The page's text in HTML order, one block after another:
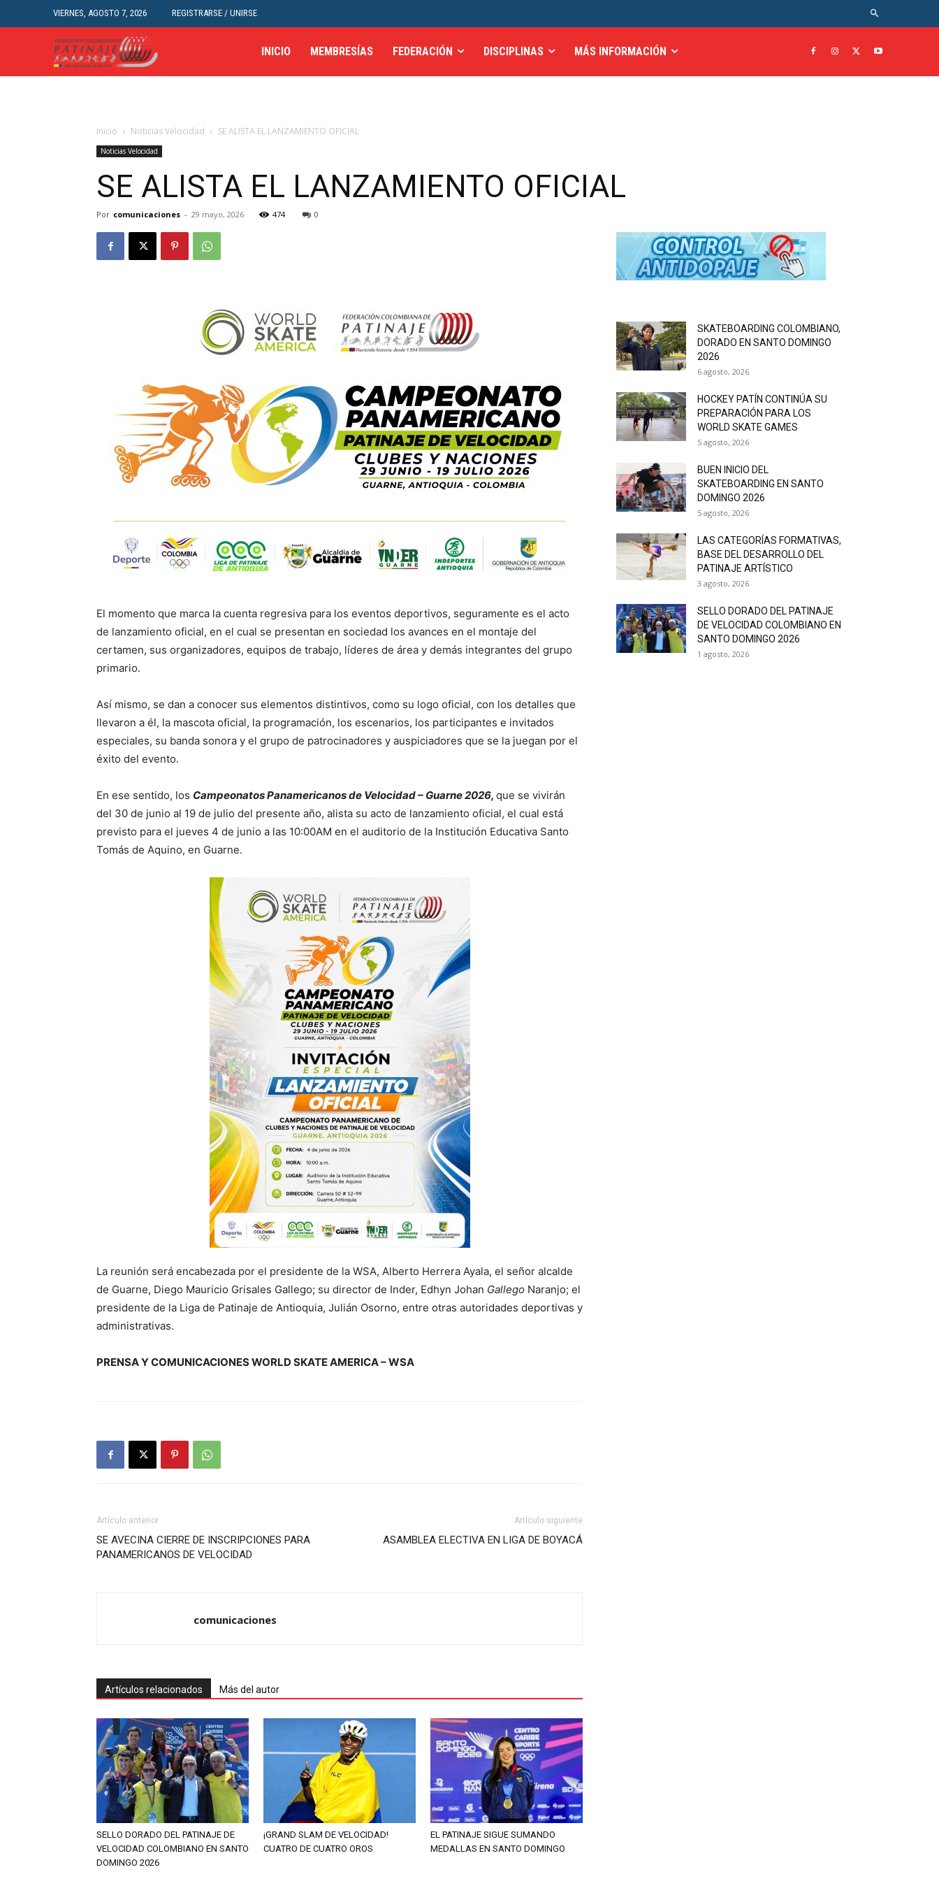
VIERNES, AGOSTO 7, 2026 REGISTRARSE / UNIRSE
INICIO MEMBRESÍAS FEDERACIÓN DISCIPLINAS MÁS INFORMACIÓN
Inicio Noticias Velocidad SE ALISTA EL LANZAMIENTO OFICIAL
Noticias Velocidad
SE ALISTA EL LANZAMIENTO OFICIAL
Por comunicaciones - 29 mayo, 2026 474 0
El momento que marca la cuenta regresiva para los eventos deportivos, seguramente es el acto
de lanzamiento oficial, en el cual se presentan en sociedad los avances en el montaje del
certamen, sus organizadores, equipos de trabajo, líderes de área y demás integrantes del grupo
primario.
Así mismo, se dan a conocer sus elementos distintivos, como su logo oficial, con los detalles que
llevaron a él, la mascota oficial, la programación, los escenarios, los participantes e invitados
especiales, su banda sonora y el grupo de patrocinadores y auspiciadores que se la juegan por el
éxito del evento.
En ese sentido, los Campeonatos Panamericanos de Velocidad – Guarne 2026, que se vivirán
del 30 de junio al 19 de julio del presente año, alista su acto de lanzamiento oficial, el cual está
previsto para el jueves 4 de junio a las 10:00AM en el auditorio de la Institución Educativa Santo
Tomás de Aquino, en Guarne.
La reunión será encabezada por el presidente de la WSA, Alberto Herrera Ayala, el señor alcalde
de Guarne, Diego Mauricio Grisales Gallego; su director de Inder, Edhyn Johan Gallego Naranjo; el
presidente de la Liga de Patinaje de Antioquia, Julián Osorno, entre otras autoridades deportivas y
administrativas.
PRENSA Y COMUNICACIONES WORLD SKATE AMERICA – WSA
Artículo anterior
SE AVECINA CIERRE DE INSCRIPCIONES PARA
PANAMERICANOS DE VELOCIDAD
Artículo siguiente
ASAMBLEA ELECTIVA EN LIGA DE BOYACÁ
comunicaciones
Artículos relacionados Más del autor
SELLO DORADO DEL PATINAJE DE
VELOCIDAD COLOMBIANO EN SANTO
DOMINGO 2026
¡GRAND SLAM DE VELOCIDAD!
CUATRO DE CUATRO OROS
EL PATINAJE SIGUE SUMANDO
MEDALLAS EN SANTO DOMINGO
SKATEBOARDING COLOMBIANO,
DORADO EN SANTO DOMINGO
2026
6 agosto, 2026
HOCKEY PATÍN CONTINÚA SU
PREPARACIÓN PARA LOS
WORLD SKATE GAMES
5 agosto, 2026
BUEN INICIO DEL
SKATEBOARDING EN SANTO
DOMINGO 2026
5 agosto, 2026
LAS CATEGORÍAS FORMATIVAS,
BASE DEL DESARROLLO DEL
PATINAJE ARTÍSTICO
3 agosto, 2026
SELLO DORADO DEL PATINAJE
DE VELOCIDAD COLOMBIANO EN
SANTO DOMINGO 2026
1 agosto, 2026